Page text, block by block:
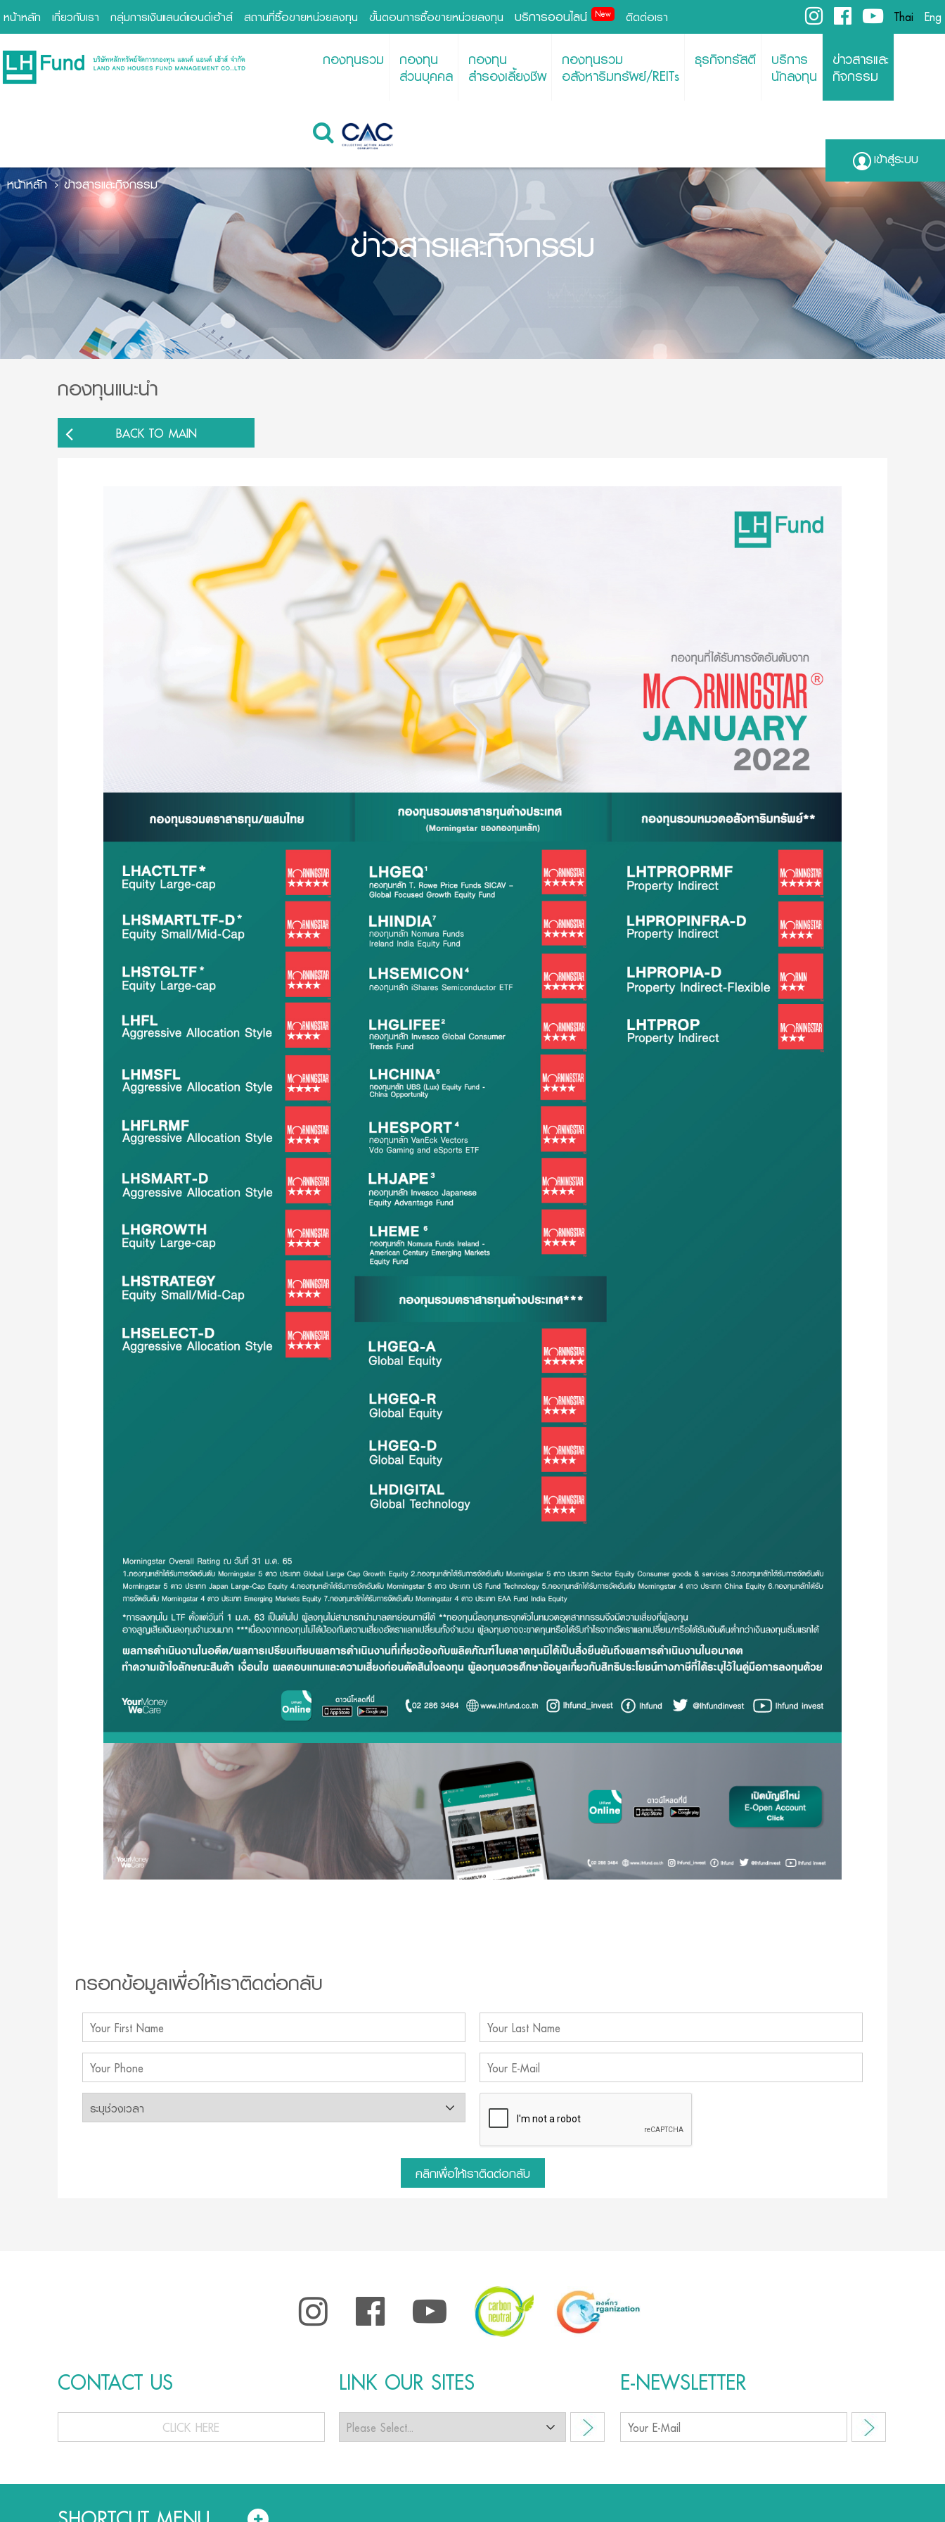
หน้าหลัก เกี่ยวกับเรา กลุ่มการเงินแลนด์แอนด์เฮ้าส์ สถานที่ซื้อขายหน่วยลงทุน ขั้นตอนการซื้อขายหน่วยลงทุน บริการออนไลน์ New ติดต่อเรา Thai Eng
กองทุนรวม กองทุน
ส่วนบุคคล
กองทุน
สำรองเลี้ยงชีพ
กองทุนรวม
อสังหาริมทรัพย์/REITs
ธุรกิจทรัสตี บริการ
นักลงทุน
ข่าวสารและ
กิจกรรม
เข้าสู่ระบบ
ข่าวสารและกิจกรรม
หน้าหลัก ข่าวสารและกิจกรรม
กองทุนแนะนำ
BACK TO MAIN
กรอกข้อมูลเพื่อให้เราติดต่อกลับ
คลิกเพื่อให้เราติดต่อกลับ
CONTACT US
CLICK HERE
LINK OUR SITES E-NEWSLETTER